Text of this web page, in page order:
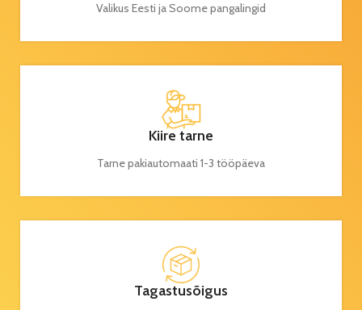
Valikus Eesti ja Soome pangalingid
Kiire tarne
Tarne pakiautomaati 1-3 tööpäeva
Tagastusõigus